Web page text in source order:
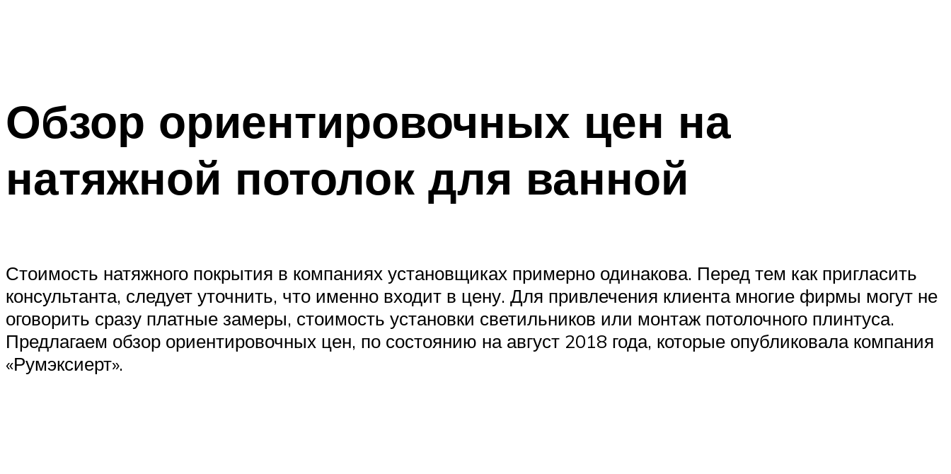
Обзор ориентировочных цен на
натяжной потолок для ванной
Стоимость натяжного покрытия в компаниях установщиках примерно одинакова. Перед тем как пригласить
консультанта, следует уточнить, что именно входит в цену. Для привлечения клиента многие фирмы могут не
оговорить сразу платные замеры, стоимость установки светильников или монтаж потолочного плинтуса.
Предлагаем обзор ориентировочных цен, по состоянию на август 2018 года, которые опубликовала компания
«Румэксиерт».